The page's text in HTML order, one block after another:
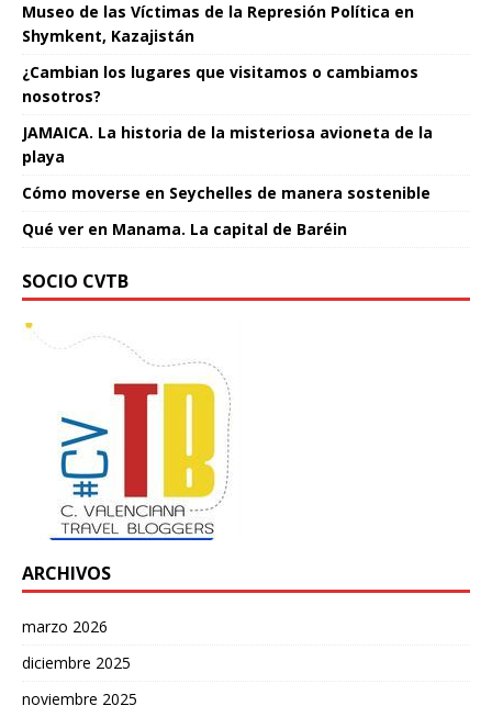
Museo de las Víctimas de la Represión Política en
Shymkent, Kazajistán
¿Cambian los lugares que visitamos o cambiamos
nosotros?
JAMAICA. La historia de la misteriosa avioneta de la
playa
Cómo moverse en Seychelles de manera sostenible
Qué ver en Manama. La capital de Baréin
SOCIO CVTB
ARCHIVOS
marzo 2026
diciembre 2025
noviembre 2025